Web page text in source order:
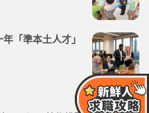
「準本土人才」